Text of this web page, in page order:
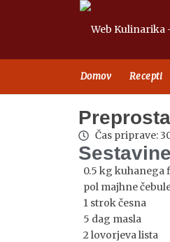
Domov Recepti
Čas priprave:
Sestavine
0.5 kg kuhanega
pol majhne
1 strok česna
5 dag masla
2 lovorjeva lista